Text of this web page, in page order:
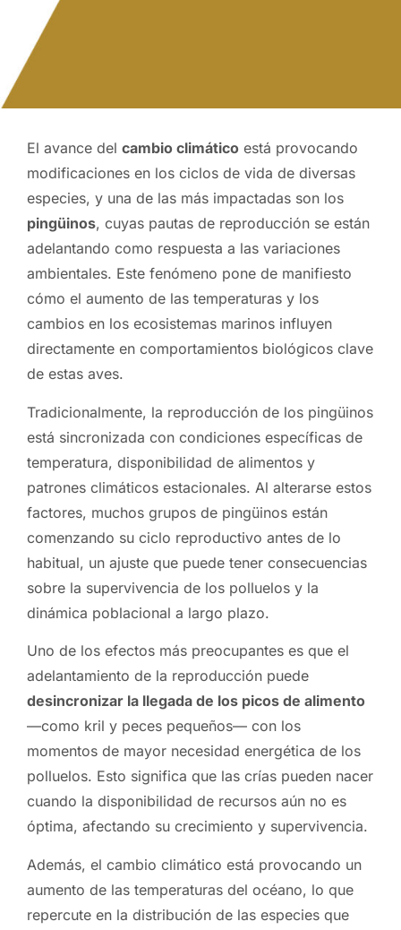
El avance del cambio climático está provocando
modificaciones en los ciclos de vida de diversas
especies, y una de las más impactadas son los
pingüinos, cuyas pautas de reproducción se están
adelantando como respuesta a las variaciones
ambientales. Este fenómeno pone de manifiesto
cómo el aumento de las temperaturas y los
cambios en los ecosistemas marinos influyen
directamente en comportamientos biológicos clave
de estas aves.
Tradicionalmente, la reproducción de los pingüinos
está sincronizada con condiciones específicas de
temperatura, disponibilidad de alimentos y
patrones climáticos estacionales. Al alterarse estos
factores, muchos grupos de pingüinos están
comenzando su ciclo reproductivo antes de lo
habitual, un ajuste que puede tener consecuencias
sobre la supervivencia de los polluelos y la
dinámica poblacional a largo plazo.
Uno de los efectos más preocupantes es que el
adelantamiento de la reproducción puede
desincronizar la llegada de los picos de alimento
—como kril y peces pequeños— con los
momentos de mayor necesidad energética de los
polluelos. Esto significa que las crías pueden nacer
cuando la disponibilidad de recursos aún no es
óptima, afectando su crecimiento y supervivencia.
Además, el cambio climático está provocando un
aumento de las temperaturas del océano, lo que
repercute en la distribución de las especies que